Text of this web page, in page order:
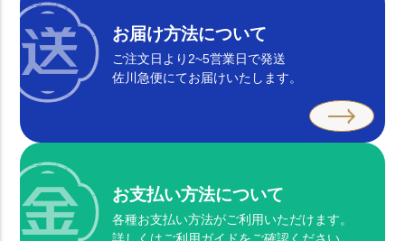
お届け方法について
ご注文日より2~5営業日で発送
佐川急便にてお届けいたします。
お支払い方法について
各種お支払い方法がご利用いただけます。
詳しくはご利用ガイドをご確認ください。